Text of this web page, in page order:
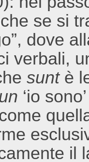
se si
dove
verbali,
suntè
‘io
il